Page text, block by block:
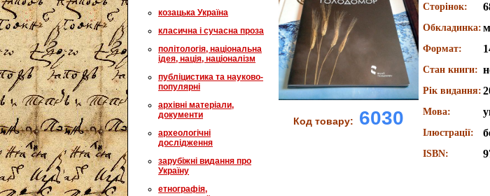
козацька Україна
класична і сучасна проза
політологія, національна
ідея, нація, націоналізм
публіцистика та науково-
популярні
архівні матеріали,
документи
археологічні
дослідження
зарубіжні видання про
Україну
етнографія,
Код товару: 6030
Сторінок:
Обкладинка:
Формат:
Стан книги:
Рік видання:
Мова:
Ілюстрації:
ISBN: